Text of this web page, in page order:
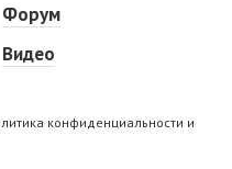
Форум
Видео
конфиденциальности и